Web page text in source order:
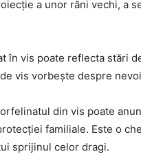
a unor răni vechi, a
în vis poate reflecta stări
vis vorbește despre
din vis poate
familiale. Este o
sprijinul celor dragi.